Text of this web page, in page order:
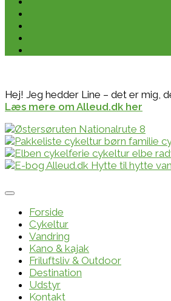
Hej! Jeg hedder Line – det er mig,
Læs mere om Alleud.dk her
Forside
Cykeltur
Vandring
Kano & kajak
Friluftsliv & Outdoor
Destination
Udstyr
Kontakt